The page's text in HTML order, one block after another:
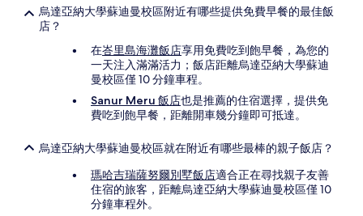
烏達亞納大學蘇迪曼校區附近有哪些提供免費早餐的最佳飯
店？
在峇里島海灘飯店享用免費吃到飽早餐，為您的
一天注入滿滿活力；飯店距離烏達亞納大學蘇迪
曼校區僅 10 分鐘車程。
Sanur Meru 飯店也是推薦的住宿選擇，提供免
費吃到飽早餐，距離開車幾分鐘即可抵達。
烏達亞納大學蘇迪曼校區就在附近有哪些最棒的親子飯店？
瑪哈吉瑞薩努爾別墅飯店適合正在尋找親子友善
住宿的旅客，距離烏達亞納大學蘇迪曼校區僅 10
分鐘車程外。